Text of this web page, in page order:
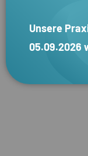
Unsere
05.09.2026